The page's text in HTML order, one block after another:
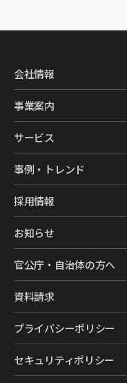
会社情報
事業案内
サービス
事例・トレンド
採用情報
お知らせ
官公庁・自治体の方へ
資料請求
プライバシーポリシー
セキュリティポリシー